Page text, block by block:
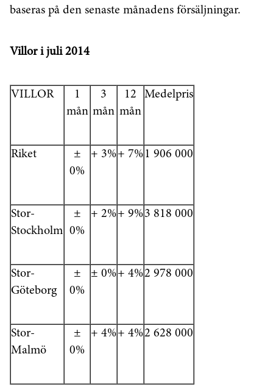
baseras på den senaste månadens försäljningar.
Villor i juli 2014
VILLOR
1
mån
3
mån
12
mån
Medelpris
Riket
±
0%
+ 3%+ 7% 1 906 000
Stor-
Stockholm
±
0%
+ 2%+ 9%3 818 000
Stor-
Göteborg
±
0%
± 0%+ 4%2 978 000
Stor-
Malmö
±
0%
+ 4%+ 4%2 628 000